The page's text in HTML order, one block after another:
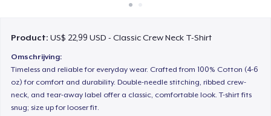
Product:US$ 22,99 USD - Classic Crew Neck T-Shirt
Omschrijving:
Timeless and reliable for everyday wear. Crafted from 100% Cotton (4-6
oz) for comfort and durability. Double-needle stitching, ribbed crew-
neck, and tear-away label offer a classic, comfortable look. T-shirt fits
snug; size up for looser fit.